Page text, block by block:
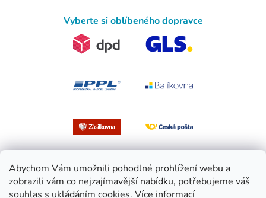
Abychom Vám umožnili pohodlné prohlížení webu a
zobrazili vám co nejzajímavější nabídku, potřebujeme váš
souhlas s ukládáním cookies. Více informací
Vyberte si oblíbeného dopravce